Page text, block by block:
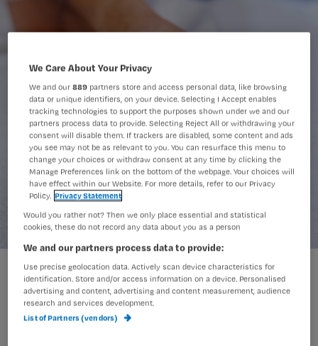
Euthanasie bij vergevorderde
dementie is een drijfzandonderwerp,
We Care About Your Privacy
We and our889 partners store and access personal data, like browsing
data or unique identifiers, on your device. Selecting I Accept enables
tracking technologies to support the purposes shown under we and our
partners process data to provide. Selecting Reject All or withdrawing your
consent will disable them. If trackers are disabled, some content and ads
you see may not be as relevant to you. You can resurface this menu to
change your choices or withdraw consent at any time by clicking the
Manage Preferences link on the bottom of the webpage. Your choices will
have effect within our Website. For more details, refer to our Privacy
Policy. Privacy Statement
Would you rather not? Then we only place essential and statistical
cookies, these do not record any data about you as a person
We and our partners process data to provide:
Use precise geolocation data. Actively scan device characteristics for
identification. Store and/or access information on a device. Personalised
advertising and content, advertising and content measurement, audience
research and services development.
List of Partners (vendors)